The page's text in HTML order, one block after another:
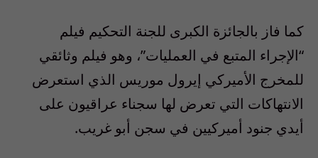
كما فاز بالجائزة الكبرى للجنة التحكيم فيلم
“الإجراء المتبع في العمليات”، وهو فيلم وثائقي
للمخرج الأميركي إيرول موريس الذي استعرض
الانتهاكات التي تعرض لها سجناء عراقيون على
أيدي جنود أميركيين في سجن أبو غريب.